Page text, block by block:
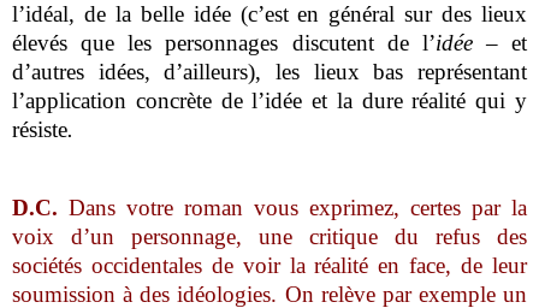
l’idéal, de la belle idée (c’est en général sur des lieux
élevés que les personnages discutent de l’idée– et
d’autres idées, d’ailleurs), les lieux bas représentant
l’application concrète de l’idée et la dure réalité qui y
résiste.
D.C. Dans votre roman vous exprimez, certes par la
voix d’un personnage, une critique du refus des
sociétés occidentales de voir la réalité en face, de leur
soumission à des idéologies. On relève par exemple un